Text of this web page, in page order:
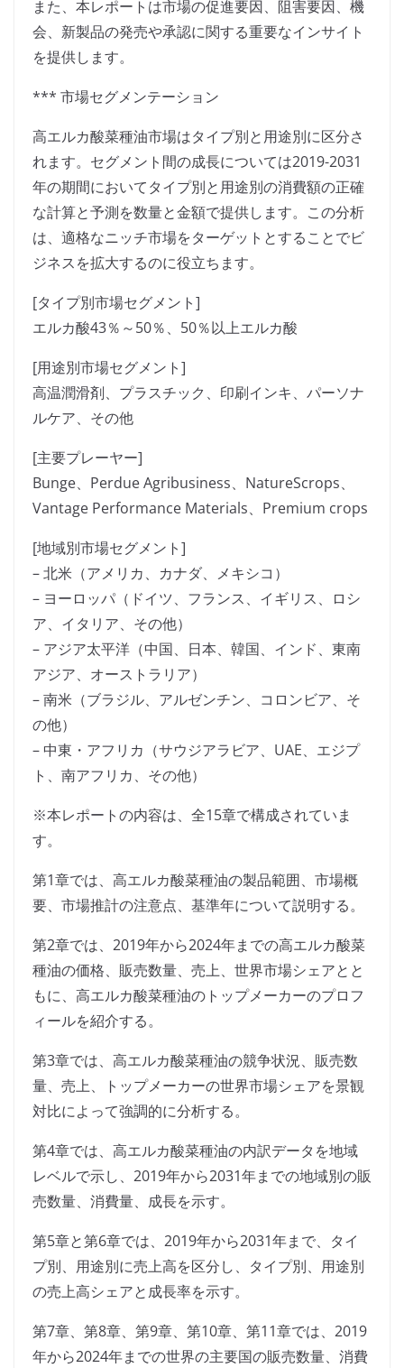
また、本レポートは市場の促進要因、阻害要因、機
会、新製品の発売や承認に関する重要なインサイト
を提供します。
*** 市場セグメンテーション
高エルカ酸菜種油市場はタイプ別と用途別に区分さ
れます。セグメント間の成長については2019-2031
年の期間においてタイプ別と用途別の消費額の正確
な計算と予測を数量と金額で提供します。この分析
は、適格なニッチ市場をターゲットとすることでビ
ジネスを拡大するのに役立ちます。
[タイプ別市場セグメント]
エルカ酸43％～50％、50％以上エルカ酸
[用途別市場セグメント]
高温潤滑剤、プラスチック、印刷インキ、パーソナ
ルケア、その他
[主要プレーヤー]
Bunge、Perdue Agribusiness、NatureScrops、
Vantage Performance Materials、Premium crops
[地域別市場セグメント]
– 北米（アメリカ、カナダ、メキシコ）
– ヨーロッパ（ドイツ、フランス、イギリス、ロシ
ア、イタリア、その他）
– アジア太平洋（中国、日本、韓国、インド、東南
アジア、オーストラリア）
– 南米（ブラジル、アルゼンチン、コロンビア、そ
の他）
– 中東・アフリカ（サウジアラビア、UAE、エジプ
ト、南アフリカ、その他）
※本レポートの内容は、全15章で構成されていま
す。
第1章では、高エルカ酸菜種油の製品範囲、市場概
要、市場推計の注意点、基準年について説明する。
第2章では、2019年から2024年までの高エルカ酸菜
種油の価格、販売数量、売上、世界市場シェアとと
もに、高エルカ酸菜種油のトップメーカーのプロフ
ィールを紹介する。
第3章では、高エルカ酸菜種油の競争状況、販売数
量、売上、トップメーカーの世界市場シェアを景観
対比によって強調的に分析する。
第4章では、高エルカ酸菜種油の内訳データを地域
レベルで示し、2019年から2031年までの地域別の販
売数量、消費量、成長を示す。
第5章と第6章では、2019年から2031年まで、タイ
プ別、用途別に売上高を区分し、タイプ別、用途別
の売上高シェアと成長率を示す。
第7章、第8章、第9章、第10章、第11章では、2019
年から2024年までの世界の主要国の販売数量、消費